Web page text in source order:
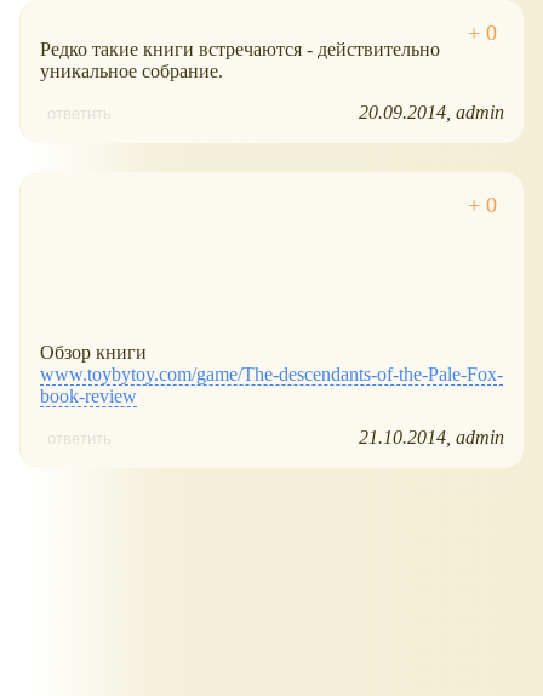
Редко такие книги встречаются - действительно
уникальное собрание.
ответить 20.09.2014 admin
Обзор книги
www.toybytoy.com/game/The-descendants-of-the-Pale-Fox-
book-review
ответить 21.10.2014 admin